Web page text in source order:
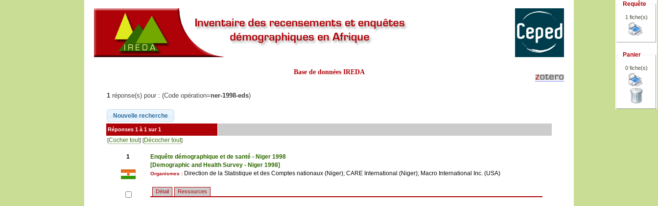
Base de données IREDA
Requête
1 fiche(s)
Panier
0fiche(s)
1 réponse(s) pour : (Code opération=ner-1998-eds)
Réponses 1 à 1 sur 1
[Cocher tout] [Décocher tout]
1
Enquête démographique et de santé - Niger 1998
[Demographic and Health Survey - Niger 1998]
Organismes : Direction de la Statistique et des Comptes nationaux (Niger); CARE International (Niger); Macro International Inc. (USA)
Détail Ressources